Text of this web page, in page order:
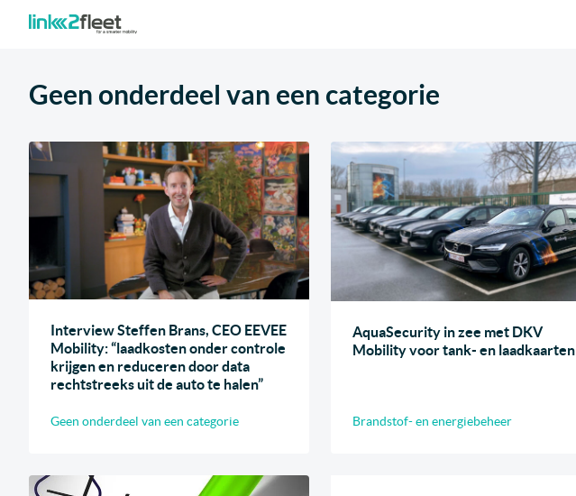
Geen onderdeel van een categorie
Interview Steffen Brans, CEO EEVEE
Mobility: “laadkosten onder controle
krijgen en reduceren door data
rechtstreeks uit de auto te halen”
Geen onderdeel van een categorie
AquaSecurity in zee met DKV
Mobility voor tank- en laadkaarten
Brandstof- en energiebeheer